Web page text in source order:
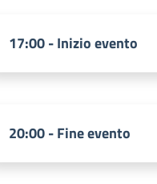
17:00 - Inizio evento
20:00 - Fine evento